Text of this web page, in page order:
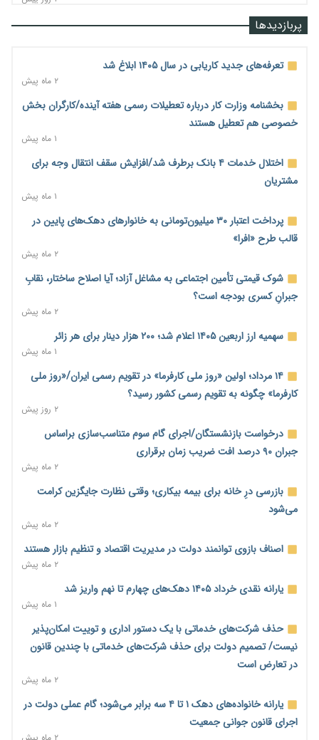
رشد ۷۵ هزار میلیاردی بازار خرید اعتباری؛ فین‌تک‌ها وارد میدان
آغاز اجرای پایلوت «ردا کارت» برای دانشجویان تحصیلات تکمیلی
۱ روز پیش
محدودیت تازه برای شبکه بانکی؛ افزایش سپرده قانونی با هدف
کنترل تورم
۱ روز پیش
ترمز تولید خودرو کشیده شد؛ افت ۲۵ درصدی تیراژ ایران‌خودرو،
سایپا و پارس‌خودرو
۱ روز پیش
بنگاه‌داری بانک‌ها؛ مانع بزرگ خانه‌دار شدن مستأجران
نماینده مجلس: توسعه مرزهای زمینی به راهبرد تأمین کالاهای
اساسی تبدیل شود
۱ روز پیش
خانه کارگر قزوین: شکاف دستمزد و هزینه معیشت هر روز عمیق‌تر
می‌شود
۱ روز پیش
رئیس سازمان امور مالیاتی: بلاگرهای پردرآمد مشمول پرداخت
مالیات هستند
۱ روز پیش
پیش‌بینی افزایش تولید برنج؛ نیاز وارداتی کشور به ۵۰۰ هزار تن
کاهش می‌یابد
۱ روز پیش
امضای تفاهم‌نامه تجاری ایران و پاکستان؛ هدف‌گذاری تجارت ۱۰
اختیارات جدید گمرکات برای تمدید ورود موقت کالا و خودرو تا
پایان شهریور ابلاغ شد
۱ روز پیش
مرحله سیزدهم کالابرگ در سایه تورم؛ قدرت خرید یارانه یک‌میلیونی
پربازدیدها
تعرفه‌های جدید کاریابی در سال ۱۴۰۵ ابلاغ شد
۲ ماه پیش
بخشنامه وزارت کار درباره تعطیلات رسمی هفته آینده/کارگران بخش
خصوصی هم تعطیل هستند
۱ ماه پیش
اختلال خدمات ۴ بانک برطرف شد/افزایش سقف انتقال وجه برای
مشتریان
۱ ماه پیش
پرداخت اعتبار ۳۰ میلیون‌تومانی به خانوارهای دهک‌های پایین در
قالب طرح «افرا»
۲ ماه پیش
شوک قیمتی تأمین اجتماعی به مشاغل آزاد؛ آیا اصلاح ساختار، نقابِ
جبرانِ کسری بودجه است؟
۲ ماه پیش
سهمیه ارز اربعین ۱۴۰۵ اعلام شد؛ ۲۰۰ هزار دینار برای هر زائر
۱ ماه پیش
۱۴ مرداد؛ اولین «روز ملی کارفرما» در تقویم رسمی ایران/«روز ملی
کارفرما» چگونه به تقویم رسمی کشور رسید؟
۲ روز پیش
درخواست بازنشستگان/اجرای گام سوم متناسب‌سازی براساس
جبران ۹۰ درصد افت ضریب زمان برقراری
۲ ماه پیش
بازرسی درِ خانه برای بیمه بیکاری؛ وقتی نظارت جایگزین کرامت
می‌شود
۲ ماه پیش
اصناف بازوی توانمند دولت در مدیریت اقتصاد و تنظیم بازار هستند
۲ ماه پیش
یارانه نقدی خرداد ۱۴۰۵ دهک‌های چهارم تا نهم واریز شد
۱ ماه پیش
حذف شرکت‌های خدماتی با یک دستور اداری و توییت امکان‌پذیر
نیست/ تصمیم دولت برای حذف شرکت‌های خدماتی با چندین قانون
در تعارض است
۲ ماه پیش
یارانه خانواده‌های دهک ۱ تا ۴ سه برابر می‌شود؛ گام عملی دولت در
اجرای قانون جوانی جمعیت